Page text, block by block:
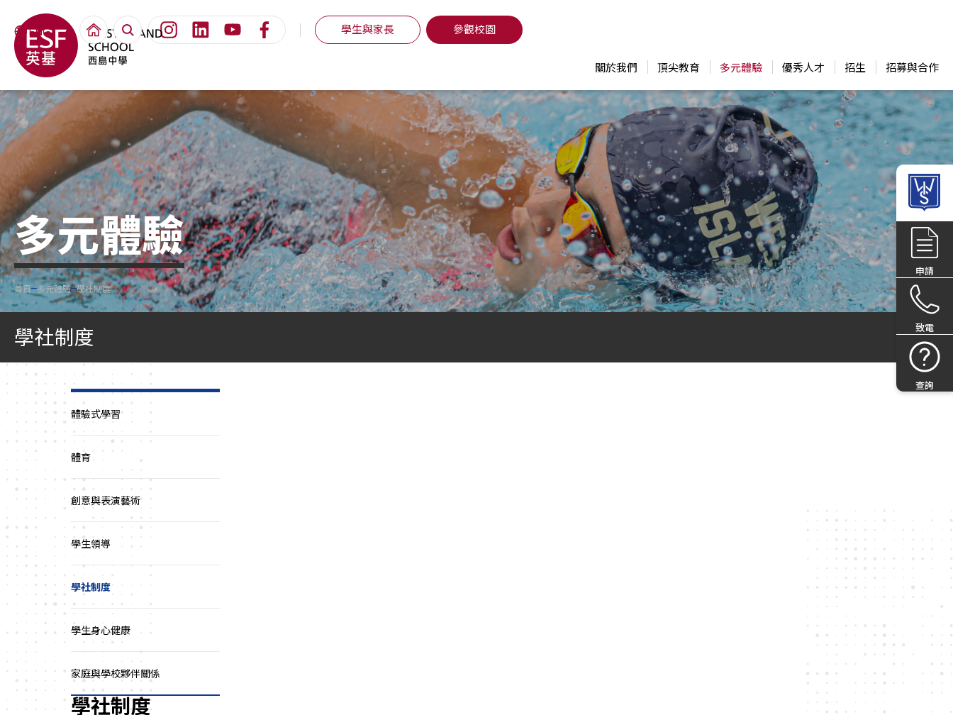
ENG 學生與家長 參觀校園
關於我們 頂尖教育 多元體驗 優秀人才 招生 招募與合作
多元體驗
首頁 多元體驗 學社制度
學社制度
體驗式學習
體育
創意與表演藝術
學生領導
學社制度
學生身心健康
家庭與學校夥伴關係
學社制度
申請
致電
查詢